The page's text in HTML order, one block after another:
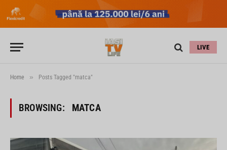
LIVE
Home » Posts Tagged "matca"
BROWSING: MATCA